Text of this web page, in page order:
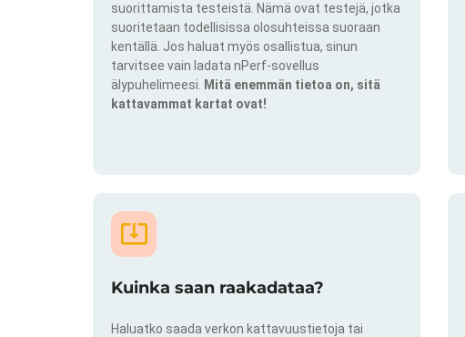
suorittamista testeistä. Nämä ovat testejä, jotka
suoritetaan todellisissa olosuhteissa suoraan
kentällä. Jos haluat myös osallistua, sinun
tarvitsee vain ladata nPerf-sovellus
älypuhelimeesi.
Mitä enemmän tietoa on, sitä
kattavammat kartat ovat!
Kuinka saan raakadataa?
Haluatko saada verkon kattavuustietoja tai